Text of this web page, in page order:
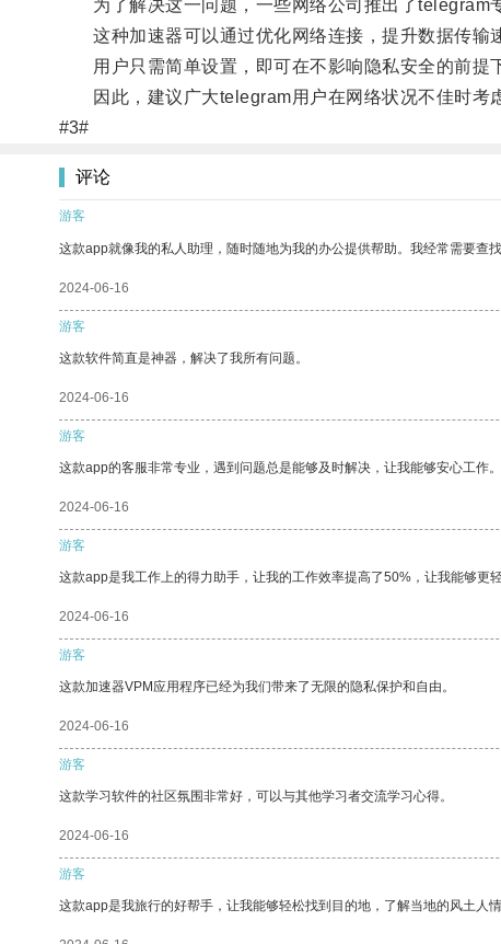
为了解决这一问题，一些网络公司推出了telegram专
这种加速器可以通过优化网络连接，提升数据传输
用户只需简单设置，即可在不影响隐私安全的前提
因此，建议广大telegram用户在网络状况不佳时考
#3#
评论
游客
这款app就像我的私人助理，随时随地为我的办公提供帮助。我经常需要查
2024-06-16
游客
这款软件简直是神器，解决了我所有问题。
2024-06-16
游客
这款app的客服非常专业，遇到问题总是能够及时解决，让我能够安心工作。
2024-06-16
游客
这款app是我工作上的得力助手，让我的工作效率提高了50%，让我能够更
2024-06-16
游客
这款加速器VPM应用程序已经为我们带来了无限的隐私保护和自由。
2024-06-16
游客
这款学习软件的社区氛围非常好，可以与其他学习者交流学习心得。
2024-06-16
游客
这款app是我旅行的好帮手，让我能够轻松找到目的地，了解当地的风土人情